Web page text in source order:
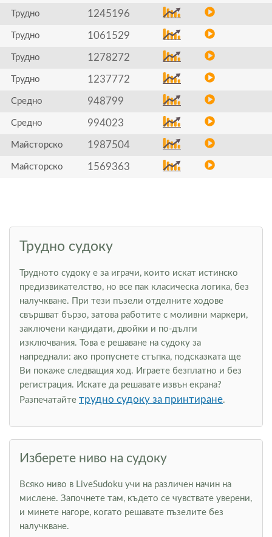
Трудно 1245196
Трудно 1061529
Трудно 1278272
Трудно 1237772
Средно 948799
Средно 994023
Майсторско 1987504
Майсторско 1569363
Трудно судоку
Трудното судоку е за играчи, които искат истинско
предизвикателство, но все пак класическа логика, без
налучкване. При тези пъзели отделните ходове
свършват бързо, затова работите с моливни маркери,
заключени кандидати, двойки и по-дълги
изключвания. Това е решаване на судоку за
напреднали: ако пропуснете стъпка, подсказката ще
Ви покаже следващия ход. Играете безплатно и без
регистрация. Искате да решавате извън екрана?
Разпечатайте трудно судоку за принтиране.
Изберете ниво на судоку
Всяко ниво в LiveSudoku учи на различен начин на
мислене. Започнете там, където се чувствате уверени,
и минете нагоре, когато решавате пъзелите без
налучкване.